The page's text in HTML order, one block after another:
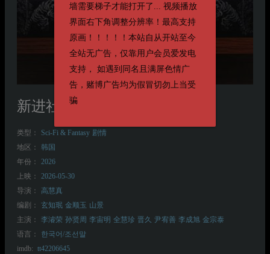
墙需要梯子才能打开了... 视频播放
界面右下角调整分辨率！最高支持
原画！！！！！本站自从开站至今
全站无广告，仅靠用户会员爱发电
支持， 如遇到同名且满屏色情广
告，赌博广告均为假冒切勿上当受
骗
新进社员姜会长
类型： Sci-Fi & Fantasy 剧情
地区：
韩国
年份：
2026
上映：
2026-05-30
导演：
高慧真
编剧：
玄知珉 金顺玉 山景
主演：
李濬荣 孙贤周 李宙明 全慧珍 晋久 尹宥善 李成旭 金宗泰
语言：
한국어/조선말
imdb: tt42206645